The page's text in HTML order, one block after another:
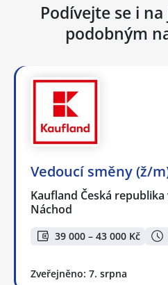
Podívejte se i
podobným
Vedoucí směny (ž/
Kaufland Česká
Náchod
39 000 – 43 000 Kč
Zveřejněno: 7. srpna